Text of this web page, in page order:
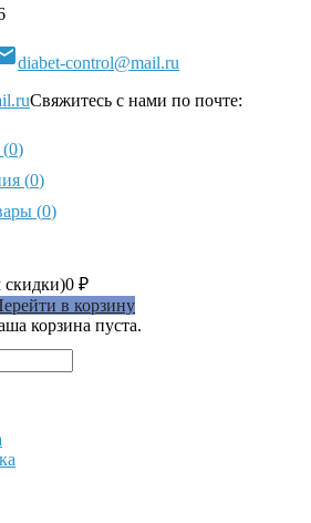
diabet-control@mail.ru
Свяжитесь с нами по почте:
(0)
(0)
(0)
скидки)0 ₽
в корзину
корзина пуста.